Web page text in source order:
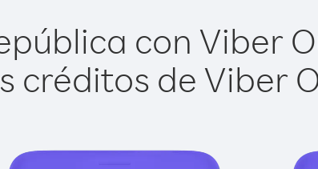
con Viber
créditos de Viber